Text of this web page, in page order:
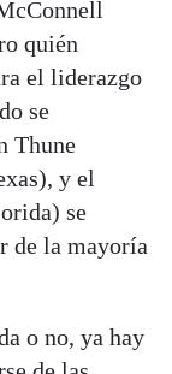
quién
el liderazgo
se
Thune
y el
se
de la mayoría
o no, ya hay